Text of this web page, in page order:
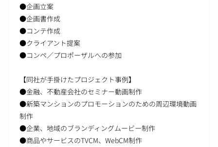
●企画立案
●企画書作成
●コンテ作成
●クライアント提案
●コンペ／プロポーザルへの参加
【同社が手掛けたプロジェクト事例】
●金融、不動産会社のセミナー動画制作
●新築マンションのプロモーションのための周辺環境動画
制作
●企業、地域のブランディングムービー制作
●商品やサービスのTVCM、WebCM制作